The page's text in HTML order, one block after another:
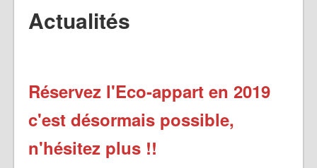
Actualités
Réservez l'Eco-appart en 2019
c'est désormais possible,
n'hésitez plus !!